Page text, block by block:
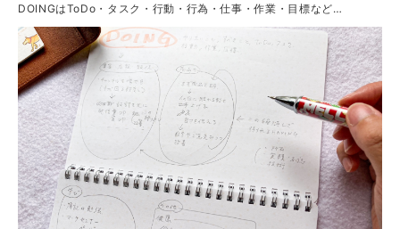
DOINGはToDo・タスク・行動・行為・仕事・作業・目標など…